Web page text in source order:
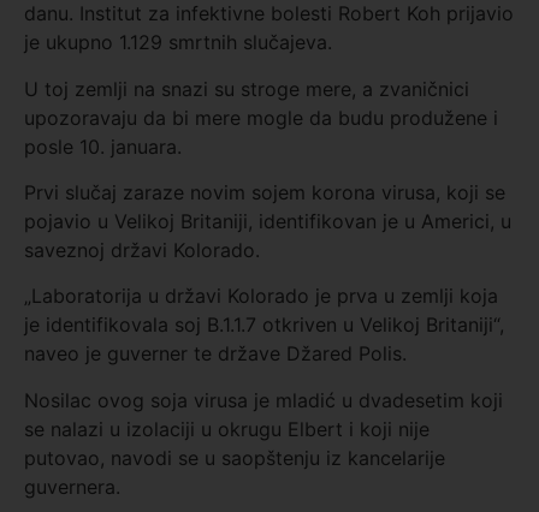
danu. Institut za infektivne bolesti Robert Koh prijavio
je ukupno 1.129 smrtnih slučajeva.
U toj zemlji na snazi su stroge mere, a zvaničnici
upozoravaju da bi mere mogle da budu produžene i
posle 10. januara.
Prvi slučaj zaraze novim sojem korona virusa, koji se
pojavio u Velikoj Britaniji, identifikovan je u Americi, u
saveznoj državi Kolorado.
„Laboratorija u državi Kolorado je prva u zemlji koja
je identifikovala soj B.1.1.7 otkriven u Velikoj Britaniji“,
naveo je guverner te države Džared Polis.
Nosilac ovog soja virusa je mladić u dvadesetim koji
se nalazi u izolaciji u okrugu Elbert i koji nije
putovao, navodi se u saopštenju iz kancelarije
guvernera.